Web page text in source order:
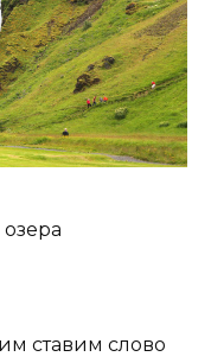
ставим слово